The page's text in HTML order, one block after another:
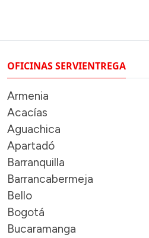
OFICINAS SERVIENTREGA
Armenia
Acacías
Aguachica
Apartadó
Barranquilla
Barrancabermeja
Bello
Bogotá
Bucaramanga